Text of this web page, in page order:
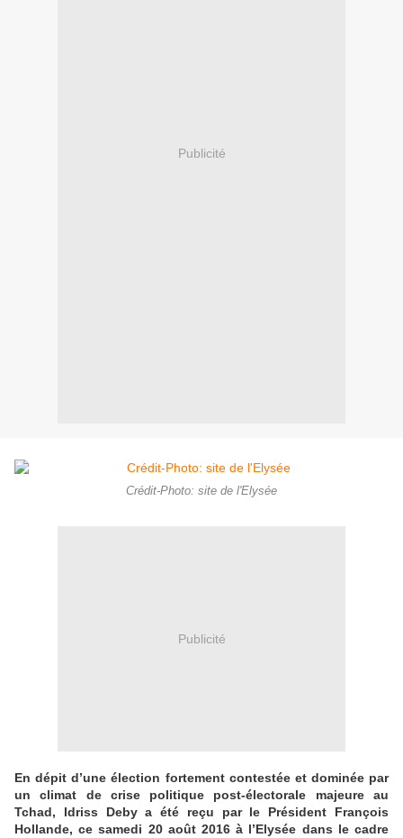
Publicité
Crédit-Photo: site de l'Elysée
Publicité
En dépit d’une élection fortement contestée et dominée par
un climat de crise politique post-électorale majeure au
Tchad, Idriss Deby a été reçu par le Président François
Hollande, ce samedi 20 août 2016 à l’Elysée dans le cadre